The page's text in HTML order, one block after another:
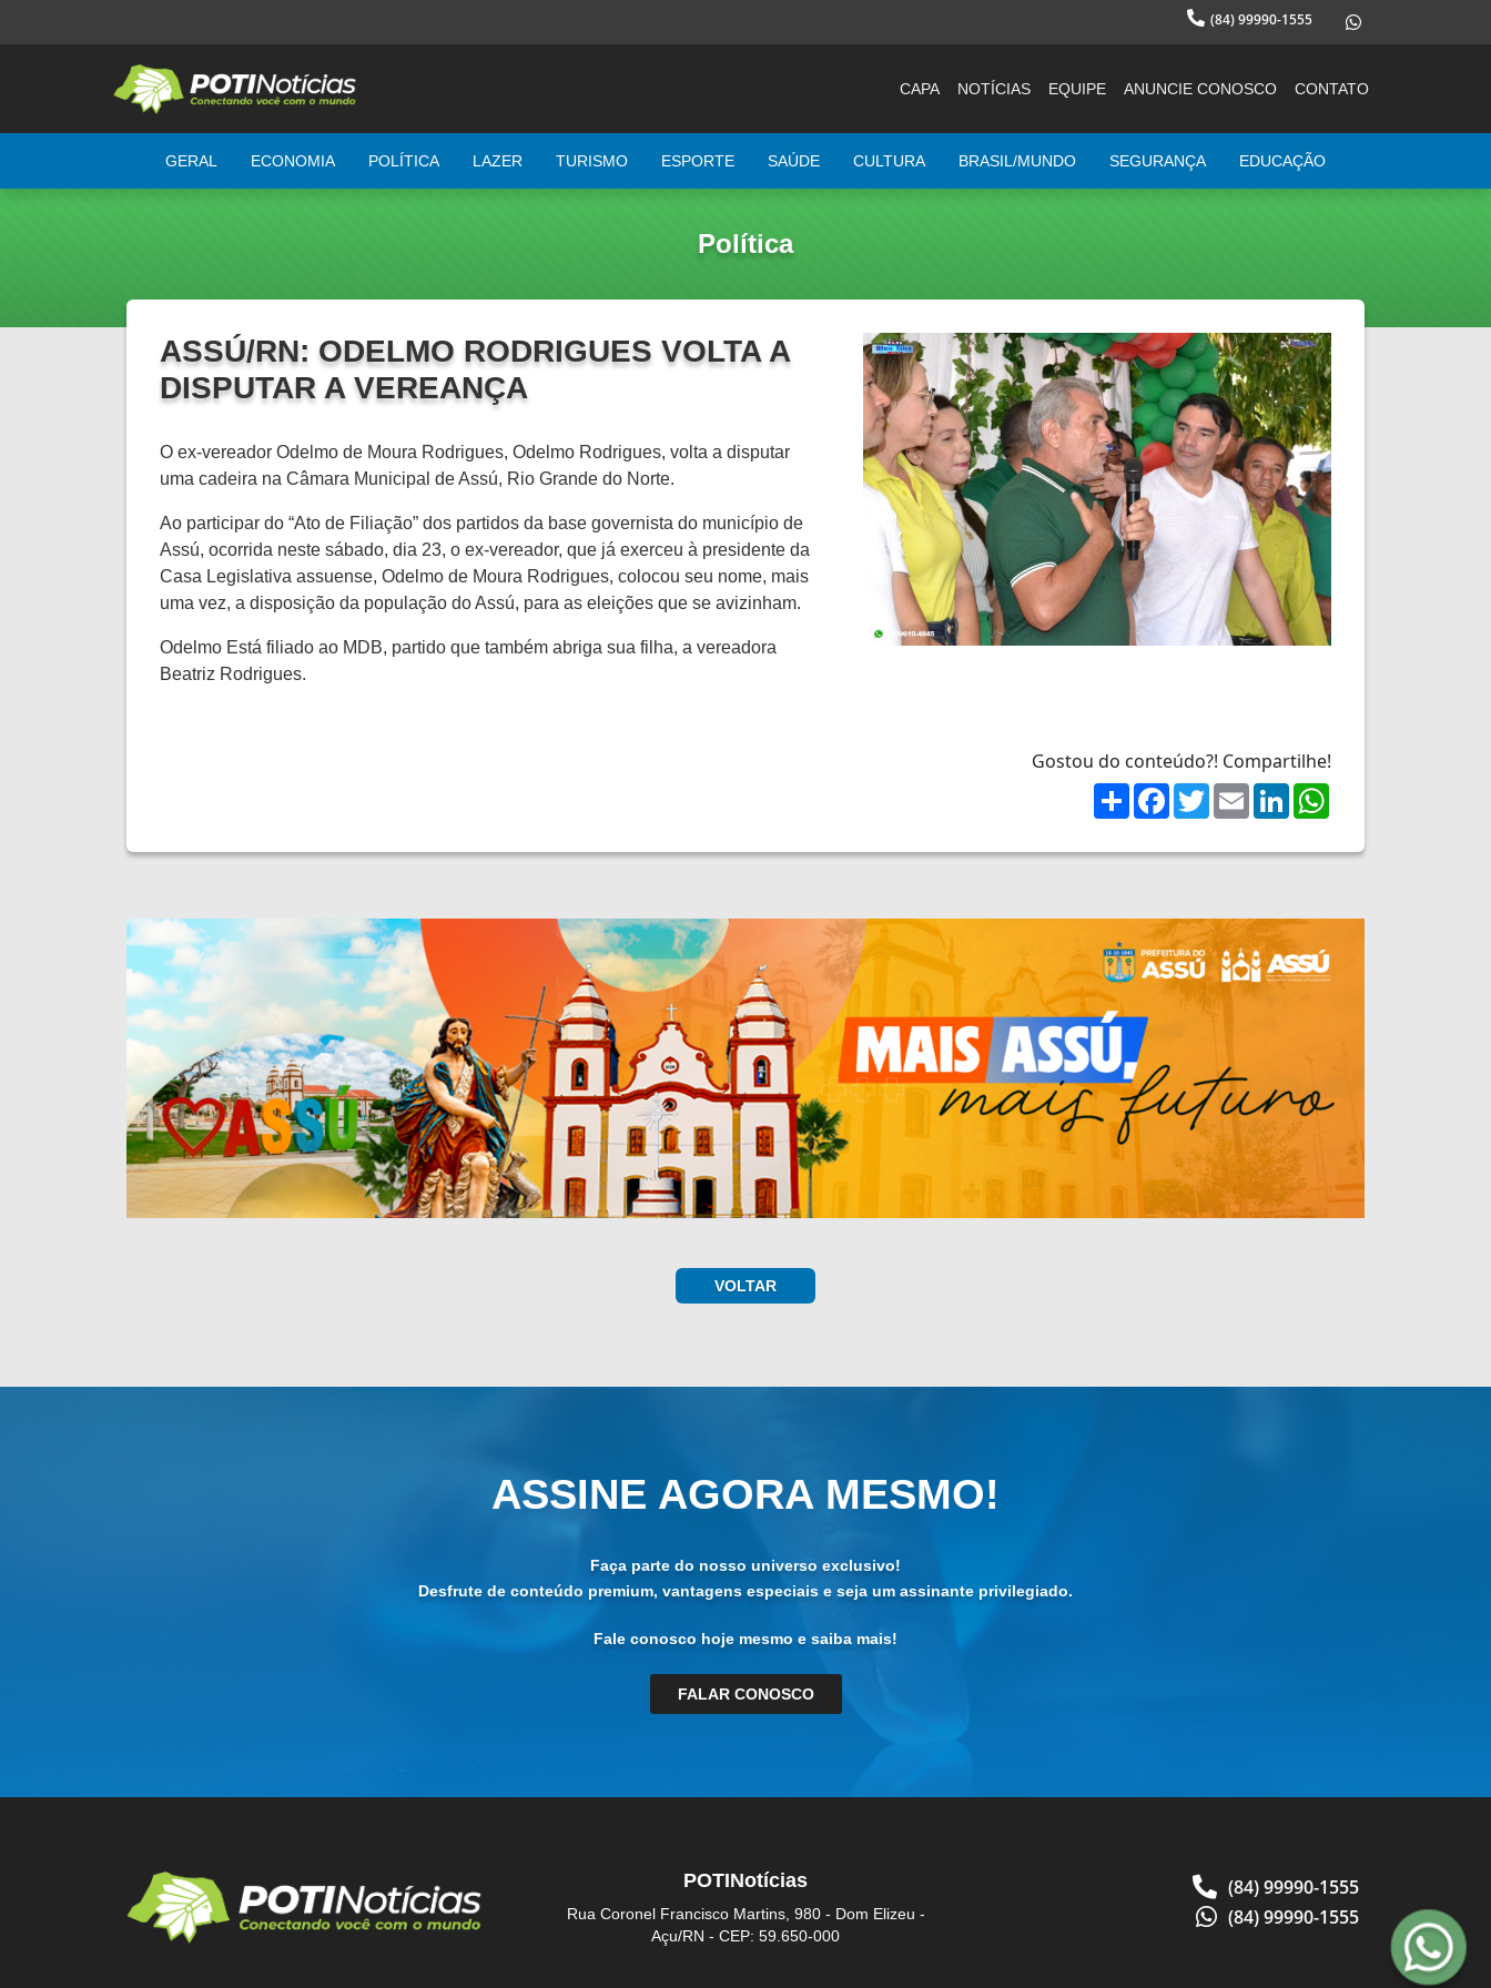
(84) 99990-1555
CAPA NOTÍCIAS EQUIPE ANUNCIE CONOSCO CONTATO
GERAL ECONOMIA POLÍTICA LAZER TURISMO ESPORTE SAÚDE CULTURA BRASIL/MUNDO SEGURANÇA EDUCAÇÃO
Política
ASSÚ/RN: ODELMO RODRIGUES VOLTA A
DISPUTAR A VEREANÇA
O ex-vereador Odelmo de Moura Rodrigues, Odelmo Rodrigues, volta a disputar
uma cadeira na Câmara Municipal de Assú, Rio Grande do Norte.
Ao participar do “Ato de Filiação” dos partidos da base governista do município de
Assú, ocorrida neste sábado, dia 23, o ex-vereador, que já exerceu à presidente da
Casa Legislativa assuense, Odelmo de Moura Rodrigues, colocou seu nome, mais
uma vez, a disposição da população do Assú, para as eleições que se avizinham.
Odelmo Está filiado ao MDB, partido que também abriga sua filha, a vereadora
Beatriz Rodrigues.
Gostou do conteúdo?! Compartilhe!
ShareFacebook
TwitterEmailLinkedIn
VOLTAR
ASSINE AGORA MESMO!
Faça parte do nosso universo exclusivo!
Desfrute de conteúdo premium, vantagens especiais e seja um assinante privilegiado.
Fale conosco hoje mesmo e saiba mais!
FALAR CONOSCO
POTINotícias
Rua Coronel Francisco Martins, 980 - Dom Elizeu -
Açu/RN - CEP: 59.650-000
(84) 99990-1555
(84) 99990-1555